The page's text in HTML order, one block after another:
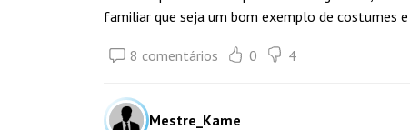
familiar que seja um bom exemplo de costumes
8 comentários 0 4
Mestre_Kame